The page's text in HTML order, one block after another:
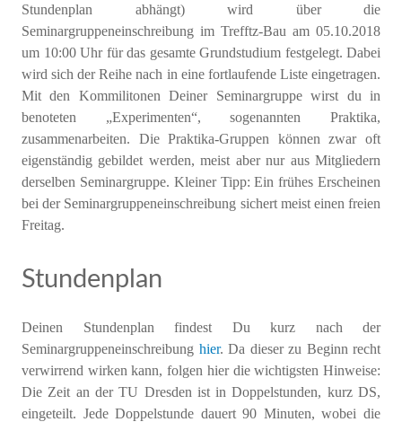
Stundenplan abhängt) wird über die
Seminargruppeneinschreibung im Trefftz-Bau am 05.10.2018
um 10:00 Uhr für das gesamte Grundstudium festgelegt. Dabei
wird sich der Reihe nach in eine fortlaufende Liste eingetragen.
Mit den Kommilitonen Deiner Seminargruppe wirst du in
benoteten „Experimenten“, sogenannten Praktika,
zusammenarbeiten. Die Praktika-Gruppen können zwar oft
eigenständig gebildet werden, meist aber nur aus Mitgliedern
derselben Seminargruppe. Kleiner Tipp: Ein frühes Erscheinen
bei der Seminargruppeneinschreibung sichert meist einen freien
Freitag.
Stundenplan
Deinen Stundenplan findest Du kurz nach der
Seminargruppeneinschreibung hier. Da dieser zu Beginn recht
verwirrend wirken kann, folgen hier die wichtigsten Hinweise:
Die Zeit an der TU Dresden ist in Doppelstunden, kurz DS,
eingeteilt. Jede Doppelstunde dauert 90 Minuten, wobei die